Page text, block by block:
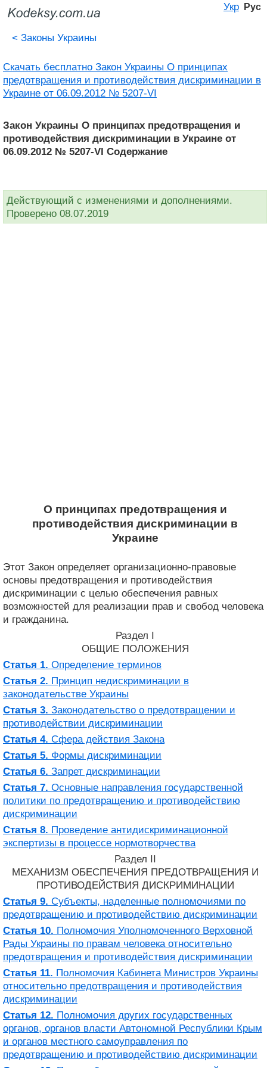
Укр Рус
< Законы Украины
Скачать бесплатно Закон Украины О принципах
предотвращения и противодействия дискриминации в
Украине от 06.09.2012 № 5207-VI
Закон Украины О принципах предотвращения и
противодействия дискриминации в Украине от
06.09.2012 № 5207-VI Содержание
Действующий с изменениями и дополнениями.
Проверено 08.07.2019
О принципах предотвращения и
противодействия дискриминации в
Украине
Этот Закон определяет организационно-правовые
основы предотвращения и противодействия
дискриминации с целью обеспечения равных
возможностей для реализации прав и свобод человека
и гражданина.
Раздел I
ОБЩИЕ ПОЛОЖЕНИЯ
Статья 1. Определение терминов
Статья 2. Принцип недискриминации в
законодательстве Украины
Статья 3. Законодательство о предотвращении и
противодействии дискриминации
Статья 4. Сфера действия Закона
Статья 5. Формы дискриминации
Статья 6. Запрет дискриминации
Статья 7. Основные направления государственной
политики по предотвращению и противодействию
дискриминации
Статья 8. Проведение антидискриминационной
экспертизы в процессе нормотворчества
Раздел II
МЕХАНИЗМ ОБЕСПЕЧЕНИЯ ПРЕДОТВРАЩЕНИЯ И
ПРОТИВОДЕЙСТВИЯ ДИСКРИМИНАЦИИ
Статья 9. Субъекты, наделенные полномочиями по
предотвращению и противодействию дискриминации
Статья 10. Полномочия Уполномоченного Верховной
Рады Украины по правам человека относительно
предотвращения и противодействия дискриминации
Статья 11. Полномочия Кабинета Министров Украины
относительно предотвращения и противодействия
дискриминации
Статья 12. Полномочия других государственных
органов, органов власти Автономной Республики Крым
и органов местного самоуправления по
предотвращению и противодействию дискриминации